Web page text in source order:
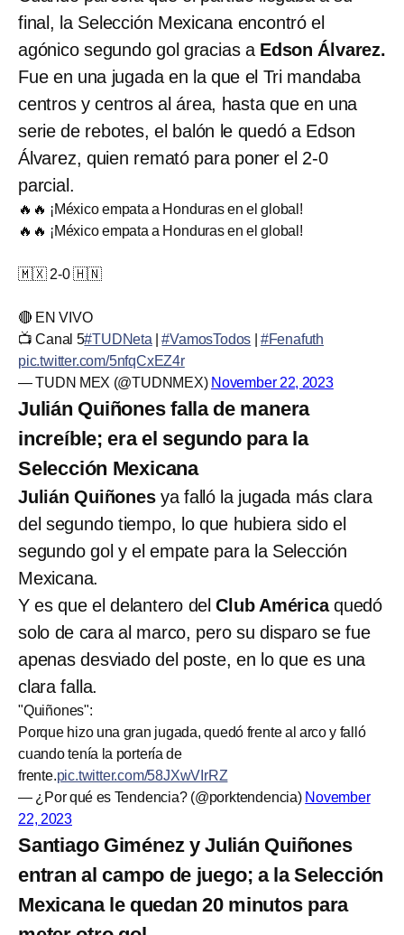
final, la Selección Mexicana encontró el
agónico segundo gol gracias a Edson Álvarez.
Fue en una jugada en la que el Tri mandaba
centros y centros al área, hasta que en una
serie de rebotes, el balón le quedó a Edson
Álvarez, quien remató para poner el 2-0
parcial.
🔥🔥 ¡México empata a Honduras en el global!
🔥🔥 ¡México empata a Honduras en el global!
🇲🇽 2-0 🇭🇳
🔴 EN VIVO
📺 Canal 5#TUDNeta |#VamosTodos
#Fenafuth
pic.twitter.com/5nfqCxEZ4r
— TUDN MEX (@TUDNMEX) November 22, 2023
Julián Quiñones falla de manera
increíble; era el segundo para la
Selección Mexicana
Julián Quiñonesya falló la jugada más clara
del segundo tiempo, lo que hubiera sido el
segundo gol y el empate para la Selección
Mexicana.
Y es que el delantero delClub Américaquedó
solo de cara al marco, pero su disparo se fue
apenas desviado del poste, en lo que es una
clara falla.
"Quiñones":
Porque hizo una gran jugada, quedó frente al arco y falló
cuando tenía la portería de
frente.pic.twitter.com/58JXwVIrRZ
— ¿Por qué es Tendencia? (@porktendencia) November
22, 2023
Santiago Giménez y Julián Quiñones
entran al campo de juego; a la Selección
Mexicana le quedan 20 minutos para